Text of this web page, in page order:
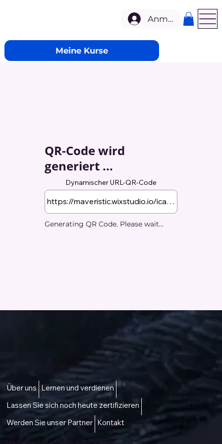
Meine Kurse
Anmelden
QR-Code wird
generiert ...
Dynamischer URL-QR-Code
Generating QR Code. Please wait...
Zugang zu einem besseren Leben
Über uns Lernen und verdienen
Lassen Sie sich noch heute zertifizieren
Werden Sie unser Partner Kontakt